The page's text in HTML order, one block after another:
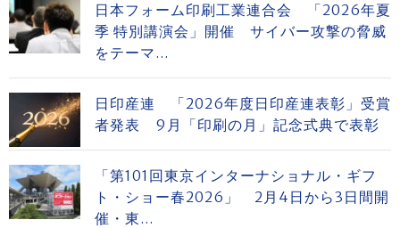
日本フォーム印刷工業連合会 「2026年夏
季 特別講演会」開催 サイバー攻撃の脅威
をテーマ...
日印産連 「2026年度日印産連表彰」受賞
者発表 9月「印刷の月」記念式典で表彰
「第101回東京インターナショナル・ギフ
ト・ショー春2026」 2月4日から3日間開
催・東...